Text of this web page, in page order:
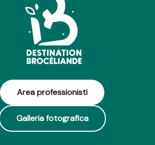
Area professionisti
Galleria fotografica